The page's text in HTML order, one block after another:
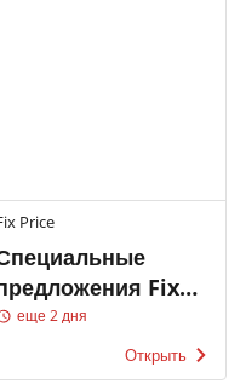
Price
Fix
еще 2 дня
Открыть